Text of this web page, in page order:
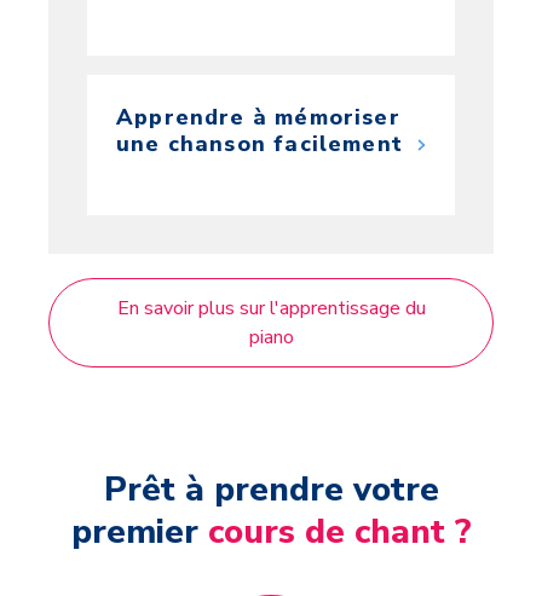
Apprendre à mémoriser
une chanson facilement
En savoir plus sur l'apprentissage du
piano
Prêt à prendre votre
premier cours de chant ?